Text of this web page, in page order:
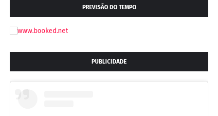
PREVISÃO DO TEMPO
PUBLICIDADE